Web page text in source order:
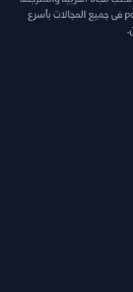
والروايات والقصص وغيرها من كتب مجانية pdf فى جميع المجالات بأسرع